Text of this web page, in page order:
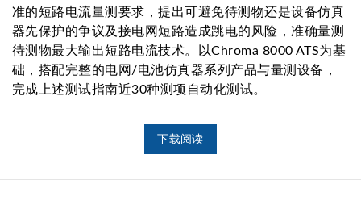
准的短路电流量测要求，提出可避免待测物还是设备仿真
器先保护的争议及接电网短路造成跳电的风险，准确量测
待测物最大输出短路电流技术。以Chroma 8000 ATS为基
础，搭配完整的电网/电池仿真器系列产品与量测设备，
完成上述测试指南近30种测项自动化测试。
下载阅读